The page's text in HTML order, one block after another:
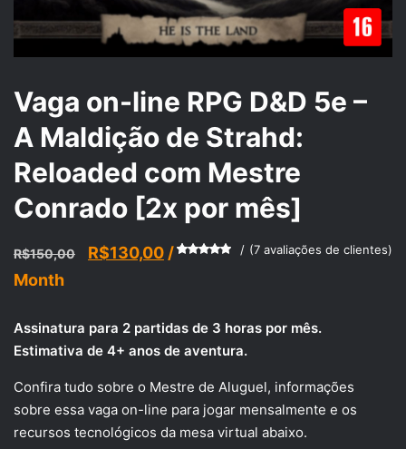
Vaga on-line RPG D&D 5e –
A Maldição de Strahd:
Reloaded com Mestre
Conrado [2x por mês]
avaliações
de clientes
(7 avaliações de clientes)
R$150,00
O
era:
R$150,00.
R$130,00O
é:
R$130,00.
/
Month
Assinatura para 2 partidas de 3 horas por mês.
Estimativa de 4+ anos de aventura.
Confira tudo sobre o Mestre de Aluguel, informações
sobre essa vaga on-line para jogar mensalmente e os
recursos tecnológicos da mesa virtual abaixo.